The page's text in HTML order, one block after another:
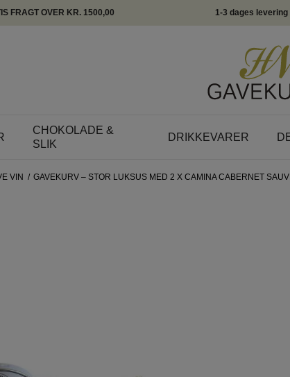
FRAGT OVER KR. 1500,00 1-3 dages levering
CHOKOLADE &
SLIK
DRIKKEVARER
VIN / GAVEKURV – STOR LUKSUS MED 2 X CAMINA CABERNET